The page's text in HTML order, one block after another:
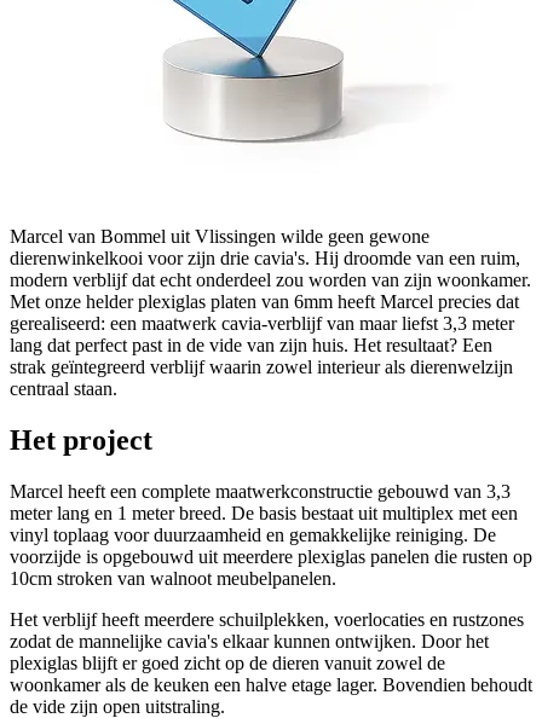
Marcel van Bommel uit Vlissingen wilde geen gewone
dierenwinkelkooi voor zijn drie cavia's. Hij droomde van een ruim,
modern verblijf dat echt onderdeel zou worden van zijn woonkamer.
Met onze helder plexiglas platen van 6mm heeft Marcel precies dat
gerealiseerd: een maatwerk cavia-verblijf van maar liefst 3,3 meter
lang dat perfect past in de vide van zijn huis. Het resultaat? Een
strak geïntegreerd verblijf waarin zowel interieur als dierenwelzijn
centraal staan.
Het project
Marcel heeft een complete maatwerkconstructie gebouwd van 3,3
meter lang en 1 meter breed. De basis bestaat uit multiplex met een
vinyl toplaag voor duurzaamheid en gemakkelijke reiniging. De
voorzijde is opgebouwd uit meerdere plexiglas panelen die rusten op
10cm stroken van walnoot meubelpanelen.
Het verblijf heeft meerdere schuilplekken, voerlocaties en rustzones
zodat de mannelijke cavia's elkaar kunnen ontwijken. Door het
plexiglas blijft er goed zicht op de dieren vanuit zowel de
woonkamer als de keuken een halve etage lager. Bovendien behoudt
de vide zijn open uitstraling.